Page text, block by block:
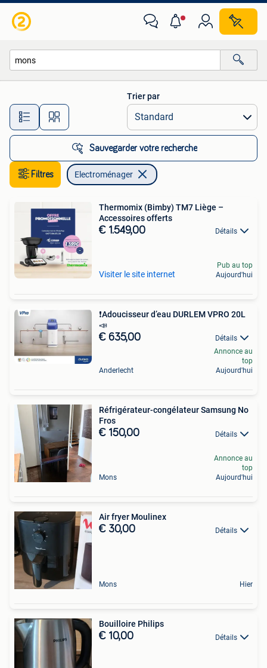
Toutes les distances…
Trier par
Sauvegarder votre recherche
Filtres Electroménager
Thermomix (Bimby) TM7 Liège –
Accessoires offerts
€ 1.549,00 Détails
Visiter le site internet
Pub au top
Aujourd'hui
️❗️Adoucisseur d’eau DURLEM VPRO 20L
📣
€ 635,00 Détails
Anderlecht
Annonce au
top
Aujourd'hui
Réfrigérateur-congélateur Samsung No
Fros
€ 150,00 Détails
Mons
Annonce au
top
Aujourd'hui
Air fryer Moulinex
€ 30,00 Détails
Mons Hier
Bouilloire Philips
€ 10,00 Détails